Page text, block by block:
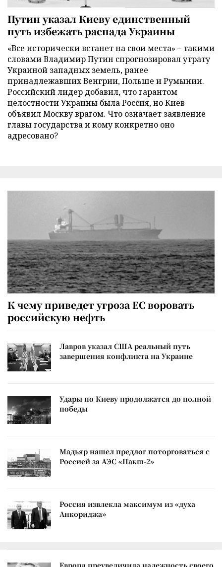
Путин указал Киеву единственный
путь избежать распада Украины
«Все исторически встанет на свои места» – такими
словами Владимир Путин спрогнозировал утрату
Украиной западных земель, ранее
принадлежавших Венгрии, Польше и Румынии.
Российский лидер добавил, что гарантом
целостности Украины была Россия, но Киев
объявил Москву врагом. Что означает заявление
главы государства и кому конкретно оно
адресовано?
К чему приведет угроза ЕС воровать
российскую нефть
Лавров указал США реальный путь
завершения конфликта на Украине
Удары по Киеву продолжатся до полной
победы
Мадьяр нашел предлог поторговаться с
Россией за АЭС «Пакш-2»
Россия извлекла максимум из «духа
Анкориджа»